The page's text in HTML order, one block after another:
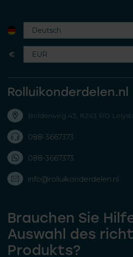
€
Rolluikonderdelen.nl
Bolderweg 43, 8243 RD
088-3667373
088-3667373
info@rolluikonderdelen.nl
Brauchen Sie
Auswahl des
Produkts?